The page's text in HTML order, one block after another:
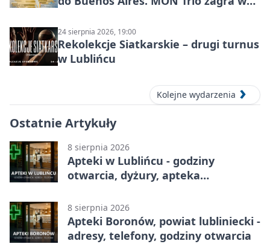
24 sierpnia 2026, 19:00
Rekolekcje Siatkarskie – drugi turnus
w Lublińcu
Kolejne wydarzenia
Ostatnie Artykuły
8 sierpnia 2026
Apteki w Lublińcu - godziny
otwarcia, dyżury, apteka
8 sierpnia 2026
Apteki Boronów, powiat lubliniecki -
adresy, telefony, godziny otwarcia